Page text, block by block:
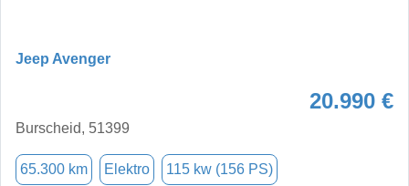
Jeep Avenger
20.990 €
Burscheid, 51399
65.300 km Elektro 115 kw (156 PS)